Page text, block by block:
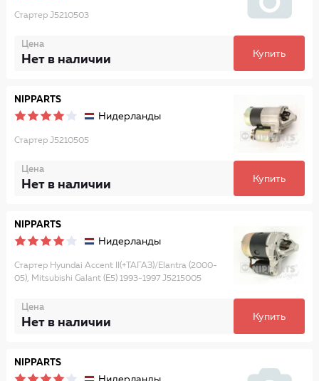
Стартер J5210503
Цена
Нет в наличии Купить
NIPPARTS
Нидерланды
Стартер J5210505
Цена
Нет в наличии Купить
NIPPARTS
Нидерланды
Стартер Hyundai Accent II(+ТАГАЗ)/Elantra (2000-
05), Mitsubishi Galant (E5) 1993-1997 J5215005
Цена
Нет в наличии Купить
NIPPARTS